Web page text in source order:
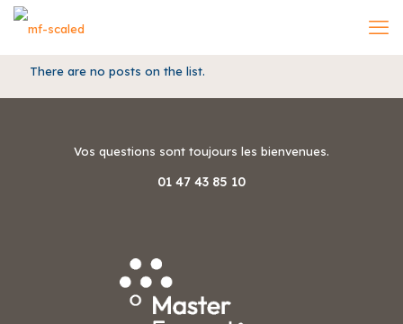
There are no posts on the list.
Vos questions sont toujours les bienvenues.
01 47 43 85 10